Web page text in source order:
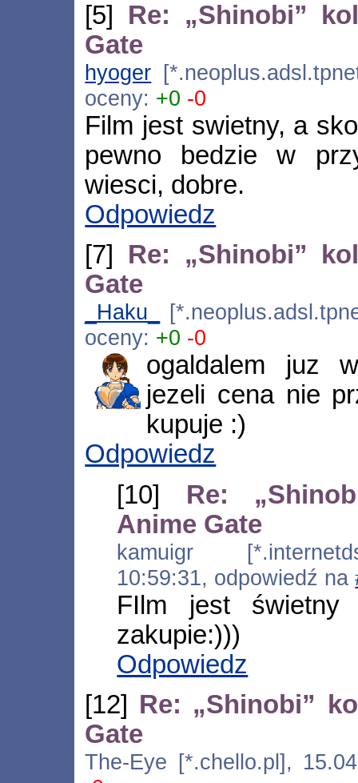
[5] Re: „Shinobi”
Gate
hyoger
oceny: +0 -0
Film jest swietny, a
pewno bedzie w
wiesci, dobre.
Odpowiedz
[7] Re: „Shinobi”
Gate
_Haku_
oceny: +0 -0
ogaldalem juz
jezeli cena nie
kupuje :)
Odpowiedz
[10] Re:
Anime Gate
kamuigr
10:59:31, odpowiedź na
FIlm jest
zakupie:)))
Odpowiedz
[12] Re: „Shinobi”
Gate
The-Eye [*.chello.pl],